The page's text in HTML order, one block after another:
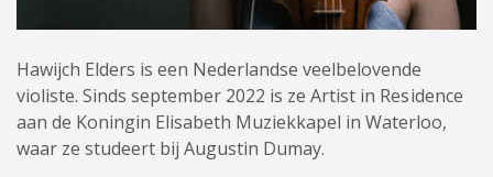
Hawijch Elders is een Nederlandse veelbelovende
violiste. Sinds september 2022 is ze Artist in Residence
aan de Koningin Elisabeth Muziekkapel in Waterloo,
waar ze studeert bij Augustin Dumay.